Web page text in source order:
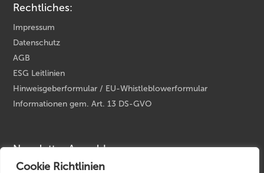
Cookie Richtlinien
Rechtliches:
Impressum
Datenschutz
AGB
ESG Leitlinien
Hinweisgeberformular / EU-Whistleblowerformular
Informationen gem. Art. 13 DS-GVO
Newsletter Anmeldung